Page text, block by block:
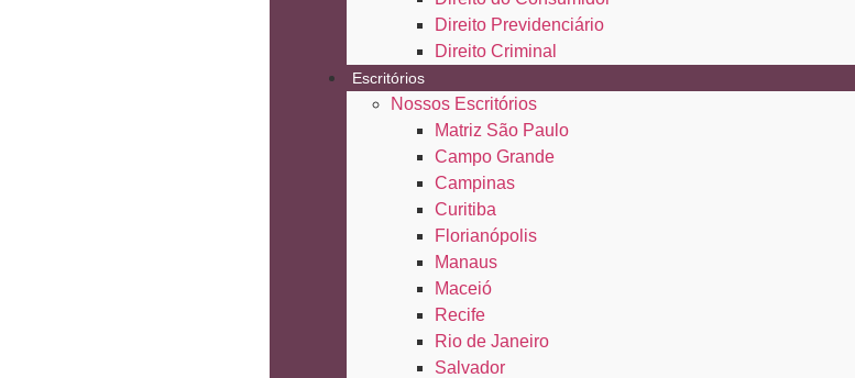
Direito Previdenciário
Direito Criminal
Escritórios
Nossos Escritórios
Matriz São Paulo
Campo Grande
Campinas
Curitiba
Florianópolis
Manaus
Maceió
Recife
Rio de Janeiro
Salvador